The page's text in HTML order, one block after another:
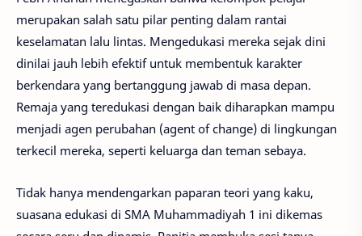
merupakan salah satu pilar penting dalam rantai
keselamatan lalu lintas. Mengedukasi mereka sejak dini
dinilai jauh lebih efektif untuk membentuk karakter
berkendara yang bertanggung jawab di masa depan.
Remaja yang teredukasi dengan baik diharapkan mampu
menjadi agen perubahan (agent of change) di lingkungan
terkecil mereka, seperti keluarga dan teman sebaya.
Tidak hanya mendengarkan paparan teori yang kaku,
suasana edukasi di SMA Muhammadiyah 1 ini dikemas